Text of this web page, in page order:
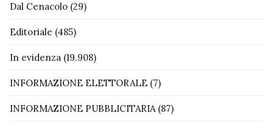
Dal Cenacolo (29)
Editoriale (485)
In evidenza (19.908)
INFORMAZIONE ELETTORALE (7)
INFORMAZIONE PUBBLICITARIA(87)